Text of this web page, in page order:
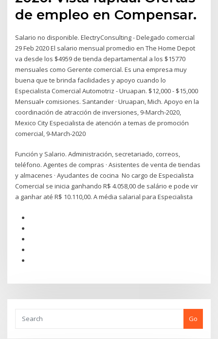
de empleo en Compensar.
Salario no disponible. ElectryConsulting - Delegado comercial
29 Feb 2020 El salario mensual promedio en The Home Depot
va desde los $4959 de tienda departamental a los $15770
mensuales como Gerente comercial. Es una empresa muy
buena que te brinda facilidades y apoyo cuando lo
Especialista Comercial Automotriz - Uruapan. $12,000 - $15,000
Mensual+ comisiones. Santander · Uruapan, Mich. Apoyo en la
coordinación de atracción de inversiones, 9-March-2020,
Mexico City Especialista de atención a temas de promoción
comercial, 9-March-2020
Función y Salario. Administración, secretariado, correos,
teléfono. Agentes de compras · Asistentes de venta de tiendas
y almacenes · Ayudantes de cocina No cargo de Especialista
Comercial se inicia ganhando R$ 4.058,00 de salário e pode vir
a ganhar até R$ 10.110,00. A média salarial para Especialista
Go